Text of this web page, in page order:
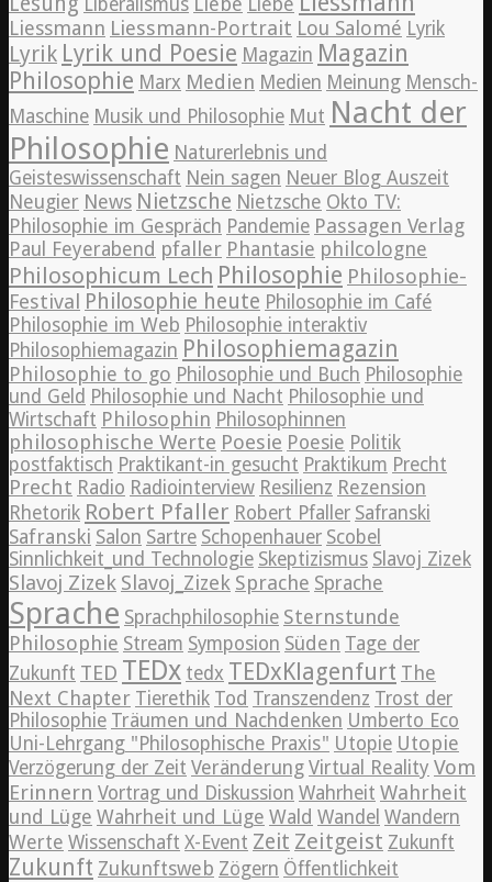
Liessmann Liessmann-Portrait Lou Salomé Lyrik
Lyrik Lyrik und Poesie Magazin Magazin
Philosophie Marx Medien Medien Meinung Mensch-
Maschine Musik und Philosophie Mut Nacht der
Philosophie Naturerlebnis und
Geisteswissenschaft Nein sagen Neuer Blog Auszeit
Neugier News Nietzsche Nietzsche Okto TV:
Philosophie im Gespräch Pandemie Passagen Verlag
Paul Feyerabend pfaller Phantasie philcologne
Philosophicum Lech Philosophie Philosophie-
Festival Philosophie heute Philosophie im Café
Philosophie im Web Philosophie interaktiv
Philosophiemagazin Philosophiemagazin
Philosophie to go Philosophie und Buch Philosophie
und Geld Philosophie und Nacht Philosophie und
Wirtschaft Philosophin Philosophinnen
philosophische Werte Poesie Poesie Politik
postfaktisch Praktikant-in gesucht Praktikum Precht
Precht Radio Radiointerview Resilienz Rezension
Rhetorik Robert Pfaller Robert Pfaller Safranski
Safranski Salon Sartre Schopenhauer Scobel
Sinnlichkeit_und Technologie Skeptizismus Slavoj Zizek
Slavoj Zizek Slavoj_Zizek Sprache Sprache
Sprache Sprachphilosophie Sternstunde
Philosophie Stream Symposion Süden Tage der
Zukunft TED TEDx tedx TEDxKlagenfurt The
Next Chapter Tierethik Tod Transzendenz Trost der
Philosophie Träumen und Nachdenken Umberto Eco
Uni-Lehrgang "Philosophische Praxis" Utopie Utopie
Verzögerung der Zeit Veränderung Virtual Reality Vom
Erinnern Vortrag und Diskussion Wahrheit Wahrheit
und Lüge Wahrheit und Lüge Wald Wandel Wandern
Werte Wissenschaft X-Event Zeit Zeitgeist Zukunft
Zukunft Zukunftsweb Zögern Öffentlichkeit